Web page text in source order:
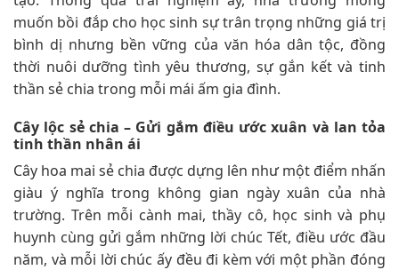
muốn bồi đắp cho học sinh sự trân trọng những giá trị
bình dị nhưng bền vững của văn hóa dân tộc, đồng
thời nuôi dưỡng tình yêu thương, sự gắn kết và tinh
thần sẻ chia trong mỗi mái ấm gia đình.
Cây lộc sẻ chia – Gửi gắm điều ước xuân và lan tỏa
tinh thần nhân ái
Cây hoa mai sẻ chia được dựng lên như một điểm nhấn
giàu ý nghĩa trong không gian ngày xuân của nhà
trường. Trên mỗi cành mai, thầy cô, học sinh và phụ
huynh cùng gửi gắm những lời chúc Tết, điều ước đầu
năm, và mỗi lời chúc ấy đều đi kèm với một phần đóng